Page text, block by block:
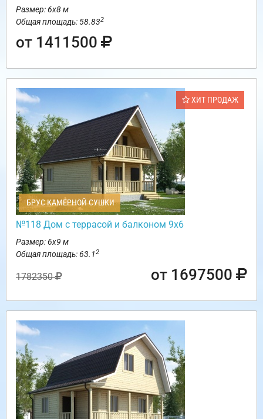
Размер: 6х8 м
Общая площадь: 58.832
от 1411500
ХИТ ПРОДАЖ
БРУС КАМЕРНОЙ СУШКИ
№118 Дом с террасой и балконом 9х6
Размер: 6х9 м
Общая площадь: 63.12
1782350 от 1697500